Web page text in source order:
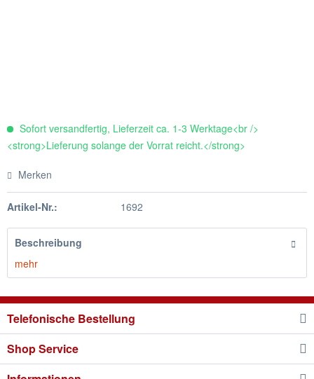
Sofort versandfertig, Lieferzeit ca. 1-3 Werktage<br />
<strong>Lieferung solange der Vorrat reicht.</strong>
Merken
Artikel-Nr.: 1692
Beschreibung
mehr
Telefonische Bestellung
Shop Service